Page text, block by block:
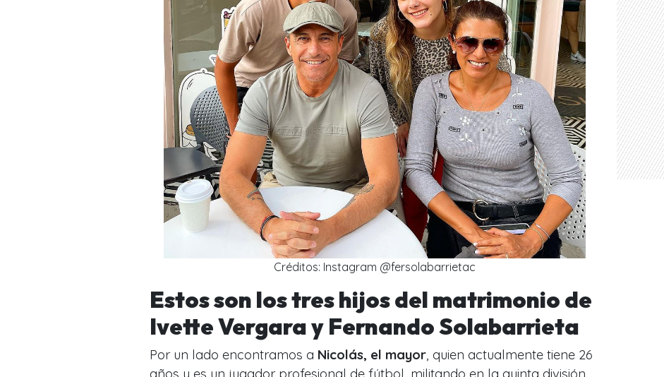
Créditos: Instagram @fersolabarrietac
Estos son los tres hijos del matrimonio de
Ivette Vergara y Fernando Solabarrieta
Por un lado encontramos a Nicolás, el mayor, quien actualmente tiene 26